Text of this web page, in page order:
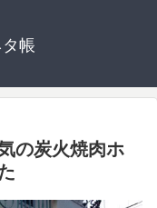
帳
の炭火焼肉ホ